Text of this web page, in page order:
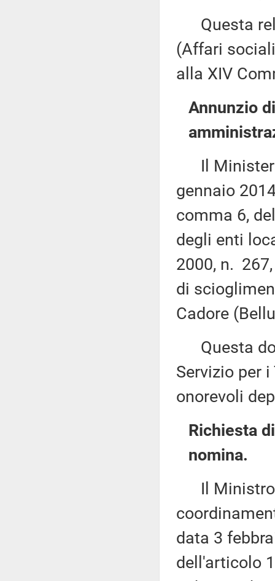
Questa
(Affari
alla XIV
Annunzio
Il
gennaio
comma 6,
degli enti
2000, n.
di
Cadore
Questa
Servizio per
onorevoli
Richiesta
nomina.
Il Ministro
data 3
dell'articolo